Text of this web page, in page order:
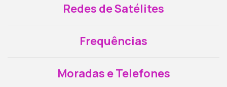
Redes de Satélites
Frequências
Moradas e Telefones